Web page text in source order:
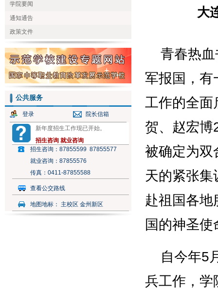
学院要闻
通知通告
政策文件
公共服务
登录 院长信箱
新年度招生工作现已开始。
招生咨询 就业咨询
招生咨询： 87855599 87855577
就业咨询： 87855576
传真： 0411-87855588
查看公交路线
地图地标： 主校区 金州新区
大